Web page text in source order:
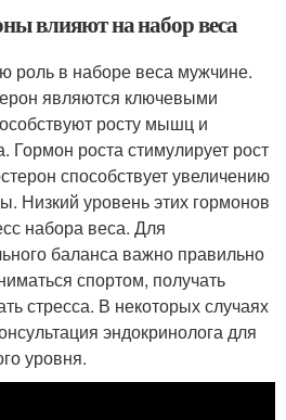
влияют на набор веса
роль в наборе веса мужчине.
являются ключевыми
росту мышц и
Гормон роста стимулирует рост
способствует увеличению
Низкий уровень этих гормонов
набора веса. Для
баланса важно правильно
спортом, получать
стресса. В некоторых случаях
эндокринолога для
уровня.